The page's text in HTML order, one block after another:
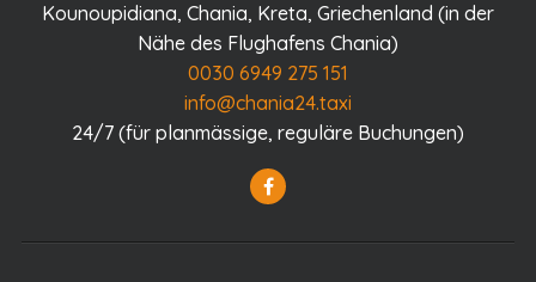
Kounoupidiana, Chania, Kreta, Griechenland (in der
Nähe des Flughafens Chania)
0030 6949 275 151
info@chania24.taxi
24/7 (für planmässige, reguläre Buchungen)